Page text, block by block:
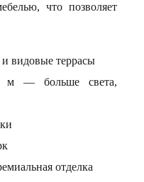
что позволяет
видовые террасы
м — больше света,
отделка